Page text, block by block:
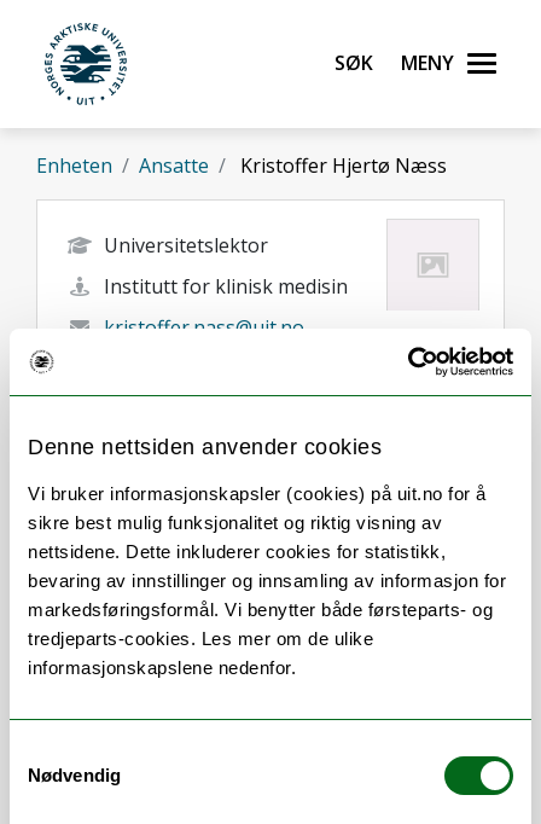
Denne nettsiden anvender cookies
Vi bruker informasjonskapsler (cookies) på uit.no for å
sikre best mulig funksjonalitet og riktig visning av
nettsidene. Dette inkluderer cookies for statistikk,
bevaring av innstillinger og innsamling av informasjon for
markedsføringsformål. Vi benytter både førsteparts- og
tredjeparts-cookies. Les mer om de ulike
informasjonskapslene nedenfor.
Nødvendig
Gå til hovedinnhold
UiT Norges arktiske universitet
Søk Meny
Enheten Ansatte Kristoffer Hjertø Næss
Universitetslektor
Institutt for klinisk medisin
kristoffer.nass@uit.no
Om
Forskning og undervisning
Publikasjoner